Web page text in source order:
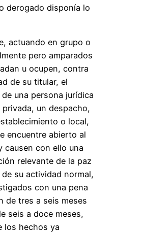
derogado disponía lo
actuando en grupo o
pero amparados
u ocupen, contra
de su titular, el
una persona jurídica
privada, un despacho,
o local,
encuentre abierto al
causen con ello una
relevante de la paz
su actividad normal,
con una pena
de tres a seis meses
seis a doce meses,
los hechos ya